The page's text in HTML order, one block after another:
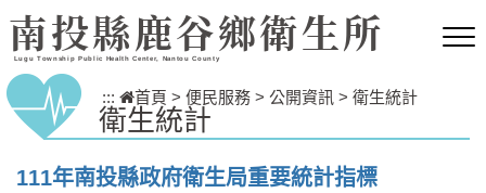
跳到主要內容區塊
南投縣鹿谷鄉衛生所
Lugu Township Public Health Center, Nantou County
::: 首頁 > 便民服務 > 公開資訊 > 衛生統計
衛生統計
111年南投縣政府衛生局重要統計指標